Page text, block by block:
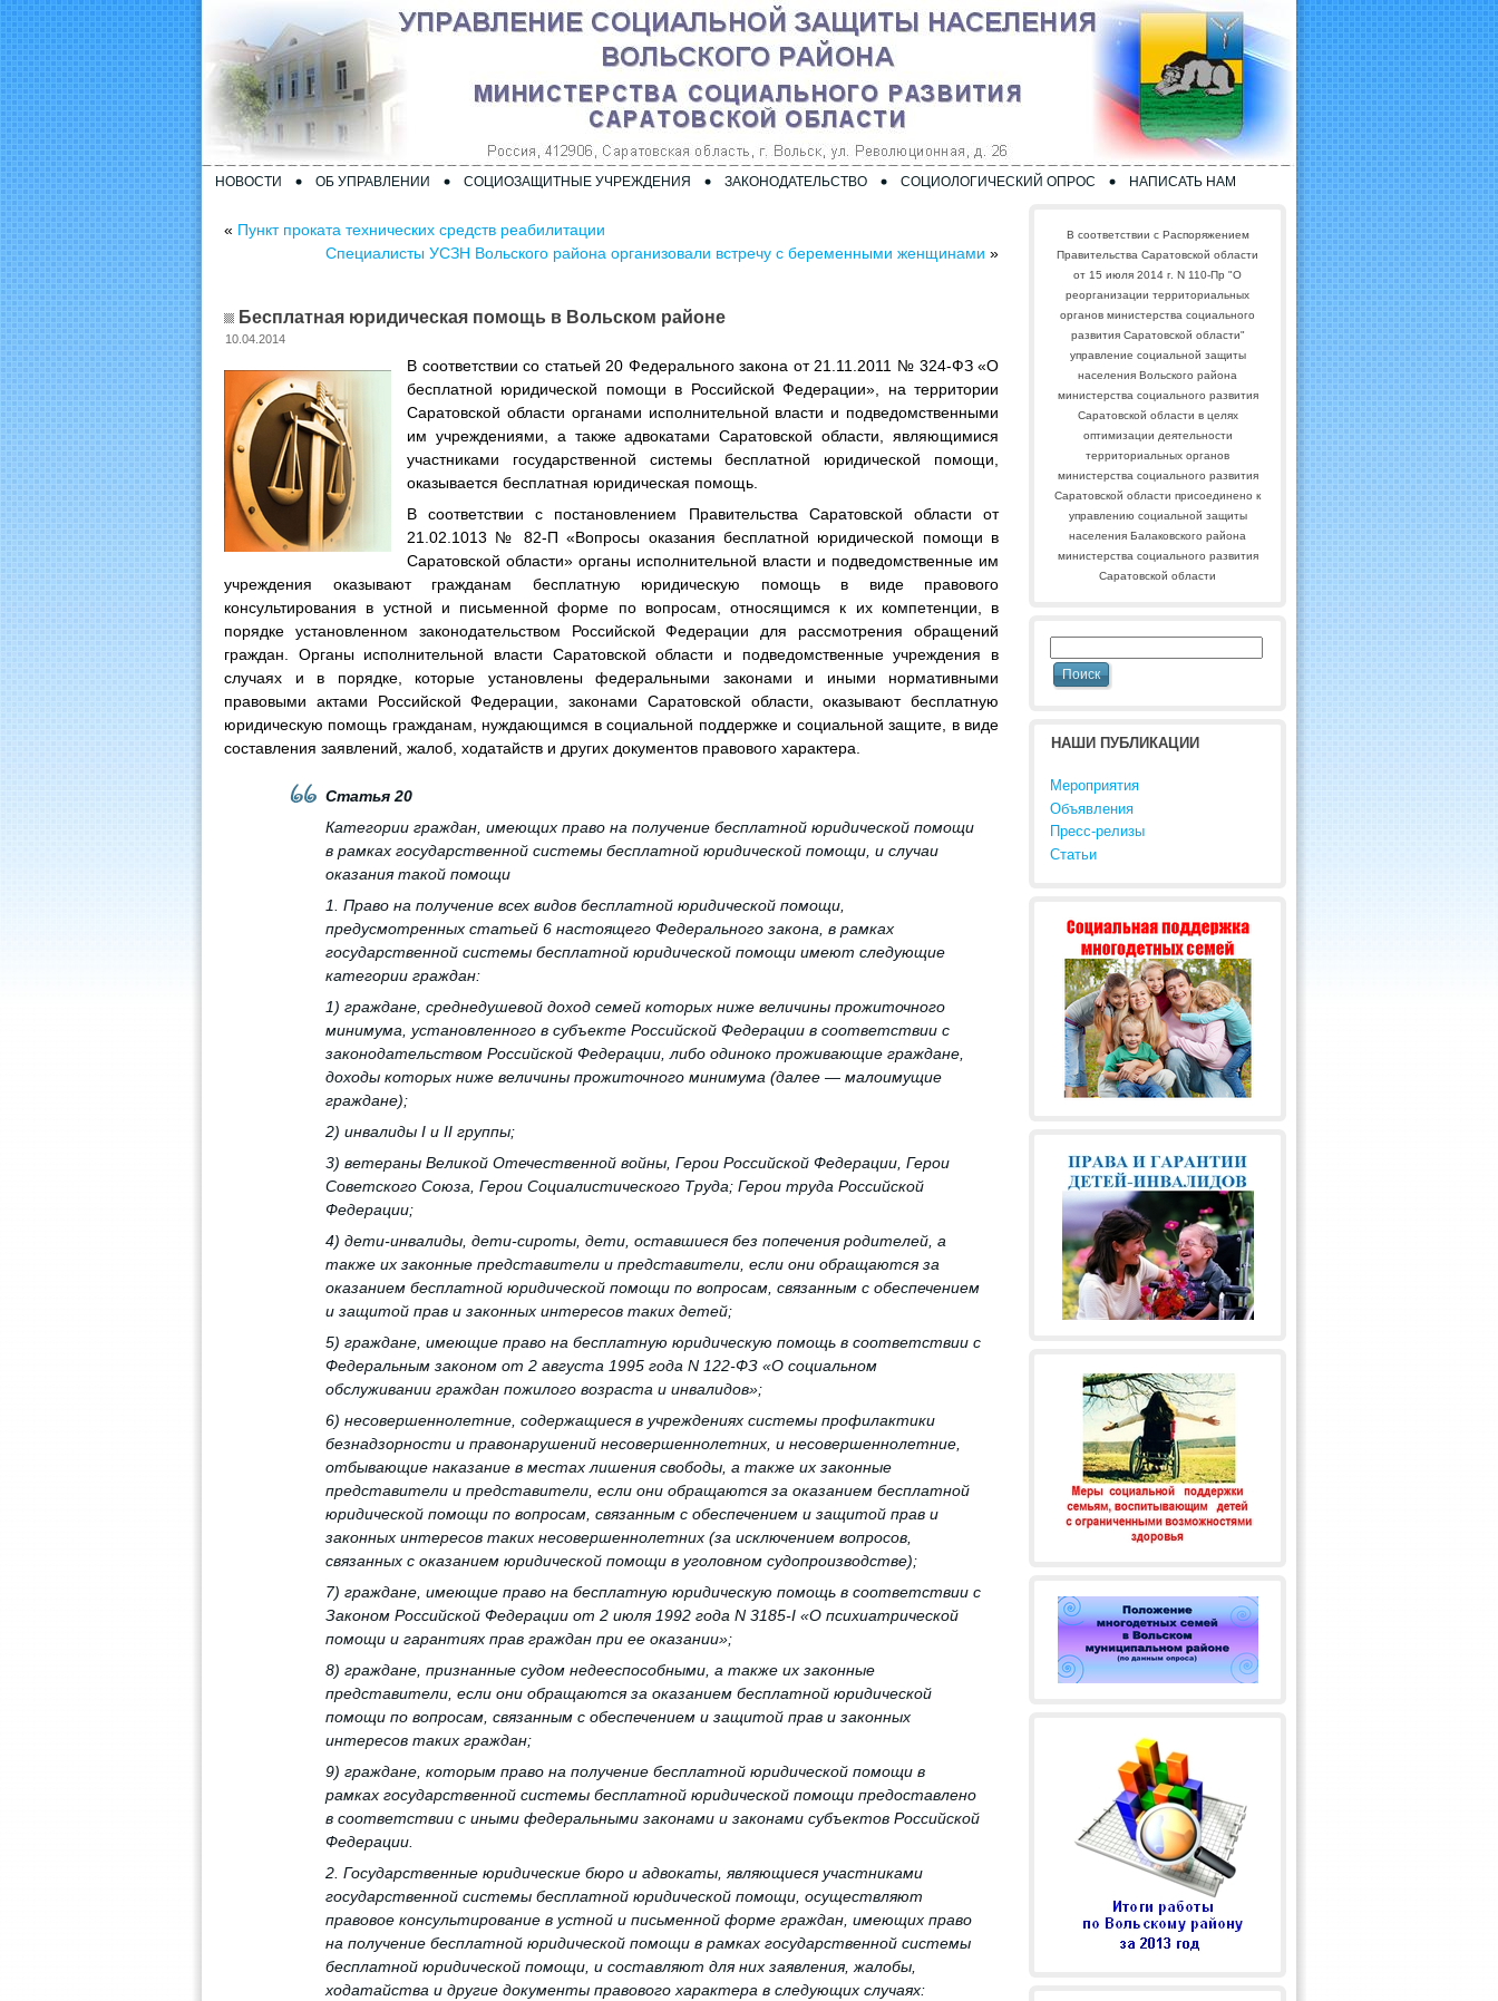
НОВОСТИ ОБ УПРАВЛЕНИИ СОЦИОЗАЩИТНЫЕ УЧРЕЖДЕНИЯ ЗАКОНОДАТЕЛЬСТВО СОЦИОЛОГИЧЕСКИЙ ОПРОС НАПИСАТЬ НАМ
« Пункт проката технических средств реабилитации
Специалисты УСЗН Вольского района организовали встречу с беременными женщинами »
Бесплатная юридическая помощь в Вольском районе
10.04.2014
В соответствии со статьей 20 Федерального закона от 21.11.2011 № 324-ФЗ «О
бесплатной юридической помощи в Российской Федерации», на территории
Саратовской области органами исполнительной власти и подведомственными
им учреждениями, а также адвокатами Саратовской области, являющимися
участниками государственной системы бесплатной юридической помощи,
оказывается бесплатная юридическая помощь.
В соответствии с постановлением Правительства Саратовской области от
21.02.1013 № 82-П «Вопросы оказания бесплатной юридической помощи в
Саратовской области» органы исполнительной власти и подведомственные им
учреждения оказывают гражданам бесплатную юридическую помощь в виде правового
консультирования в устной и письменной форме по вопросам, относящимся к их компетенции, в
порядке установленном законодательством Российской Федерации для рассмотрения обращений
граждан. Органы исполнительной власти Саратовской области и подведомственные учреждения в
случаях и в порядке, которые установлены федеральными законами и иными нормативными
правовыми актами Российской Федерации, законами Саратовской области, оказывают бесплатную
юридическую помощь гражданам, нуждающимся в социальной поддержке и социальной защите, в виде
составления заявлений, жалоб, ходатайств и других документов правового характера.
Статья 20
Категории граждан, имеющих право на получение бесплатной юридической помощи
в рамках государственной системы бесплатной юридической помощи, и случаи
оказания такой помощи
1. Право на получение всех видов бесплатной юридической помощи,
предусмотренных статьей 6 настоящего Федерального закона, в рамках
государственной системы бесплатной юридической помощи имеют следующие
категории граждан:
1) граждане, среднедушевой доход семей которых ниже величины прожиточного
минимума, установленного в субъекте Российской Федерации в соответствии с
законодательством Российской Федерации, либо одиноко проживающие граждане,
доходы которых ниже величины прожиточного минимума (далее — малоимущие
граждане);
2) инвалиды I и II группы;
3) ветераны Великой Отечественной войны, Герои Российской Федерации, Герои
Советского Союза, Герои Социалистического Труда; Герои труда Российской
Федерации;
4) дети-инвалиды, дети-сироты, дети, оставшиеся без попечения родителей, а
также их законные представители и представители, если они обращаются за
оказанием бесплатной юридической помощи по вопросам, связанным с обеспечением
и защитой прав и законных интересов таких детей;
5) граждане, имеющие право на бесплатную юридическую помощь в соответствии с
Федеральным законом от 2 августа 1995 года N 122-ФЗ «О социальном
обслуживании граждан пожилого возраста и инвалидов»;
6) несовершеннолетние, содержащиеся в учреждениях системы профилактики
безнадзорности и правонарушений несовершеннолетних, и несовершеннолетние,
отбывающие наказание в местах лишения свободы, а также их законные
представители и представители, если они обращаются за оказанием бесплатной
юридической помощи по вопросам, связанным с обеспечением и защитой прав и
законных интересов таких несовершеннолетних (за исключением вопросов,
связанных с оказанием юридической помощи в уголовном судопроизводстве);
7) граждане, имеющие право на бесплатную юридическую помощь в соответствии с
Законом Российской Федерации от 2 июля 1992 года N 3185-I «О психиатрической
помощи и гарантиях прав граждан при ее оказании»;
8) граждане, признанные судом недееспособными, а также их законные
представители, если они обращаются за оказанием бесплатной юридической
помощи по вопросам, связанным с обеспечением и защитой прав и законных
интересов таких граждан;
9) граждане, которым право на получение бесплатной юридической помощи в
рамках государственной системы бесплатной юридической помощи предоставлено
в соответствии с иными федеральными законами и законами субъектов Российской
Федерации.
2. Государственные юридические бюро и адвокаты, являющиеся участниками
государственной системы бесплатной юридической помощи, осуществляют
правовое консультирование в устной и письменной форме граждан, имеющих право
на получение бесплатной юридической помощи в рамках государственной системы
бесплатной юридической помощи, и составляют для них заявления, жалобы,
ходатайства и другие документы правового характера в следующих случаях:
В соответствии с Распоряжением
Правительства Саратовской области
от 15 июля 2014 г. N 110-Пр "О
реорганизации территориальных
органов министерства социального
развития Саратовской области"
управление социальной защиты
населения Вольского района
министерства социального развития
Саратовской области в целях
оптимизации деятельности
территориальных органов
министерства социального развития
Саратовской области присоединено к
управлению социальной защиты
населения Балаковского района
министерства социального развития
Саратовской области
НАШИ ПУБЛИКАЦИИ
Мероприятия
Объявления
Пресс-релизы
Статьи